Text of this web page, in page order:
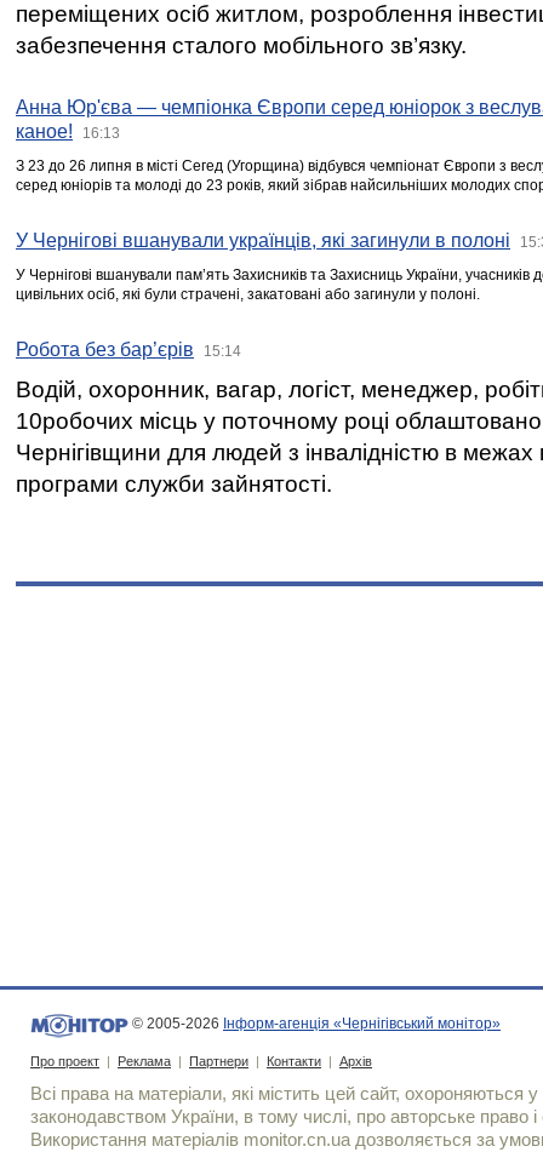
переміщених осіб житлом, розроблення
забезпечення сталого мобільного зв’язку.
Анна Юр'єва — чемпіонка Європи серед юніорок з
каное!
16:13
З 23 до 26 липня в місті Сегед (Угорщина) відбувся чемпіонат Європи з
серед юніорів та молоді до 23 років, який зібрав найсильніших молодих
У Чернігові вшанували українців, які загинули в полоні
У Чернігові вшанували пам’ять Захисників та Захисниць України,
цивільних осіб, які були страчені, закатовані або загинули у полоні.
Робота без бар’єрів 15:14
Водій, охоронник, вагар, логіст, менеджер,
10робочих місць у поточному році
Чернігівщини для людей з інвалідністю в межах
програми служби зайнятості.
© 2005-2026 Інформ-агенція «Чернігівський монітор»
Про проект | Реклама | Партнери | Контакти | Архів
Всі права на матеріали, які містить цей сайт, охороняються у
законодавством України, в тому числі, про авторське право і
Використання матерiалiв monitor.cn.ua дозволяється за